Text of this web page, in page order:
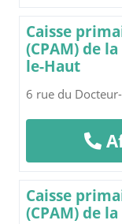
Caisse
(CPAM) de
le-Haut
6 rue du
Caisse
(CPAM) de